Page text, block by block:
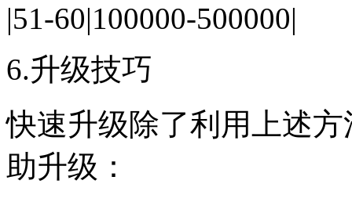
|51-60|100000-500000|
6.升级技巧
快速升级除了利用上述
助升级：